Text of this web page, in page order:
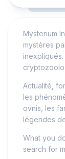
Mysterium
mystères
Actualité,
les
ovnis, les
légendes
What you
search for